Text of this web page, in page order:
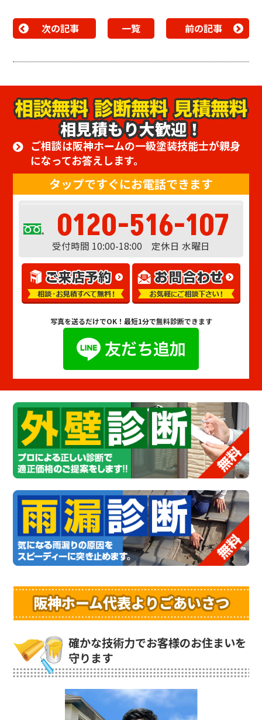
次の記事 一覧 前の記事
相見積もり大歓迎！
ご相談は阪神ホームの一級塗装技能士が親身
になってお答えします。
タップですぐにお電話できます
0120-516-107
受付時間 10:00-18:00 定休日 水曜日
写真を送るだけでOK！ 最短1分で無料診断できます
阪神ホーム代表よりごあいさつ
確かな技術力でお客様のお住まいを
守ります